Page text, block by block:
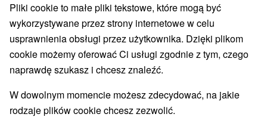
Wybierz lokalizację lub datę
WSZYSTKO NAJTAŃSZE NAJDROŻSZE NA
Pliki cookie to małe pliki tekstowe, które mogą być
wykorzystywane przez strony internetowe w celu
usprawnienia obsługi przez użytkownika. Dzięki plikom
cookie możemy oferować Ci usługi zgodnie z tym, czego
naprawdę szukasz i chcesz znaleźć.
W dowolnym momencie możesz zdecydować, na jakie
rodzaje plików cookie chcesz zezwolić.